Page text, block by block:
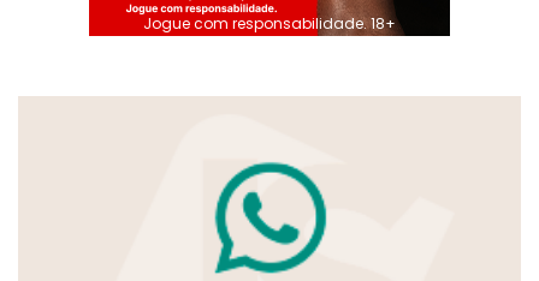
Jogue com responsabilidade. 18+